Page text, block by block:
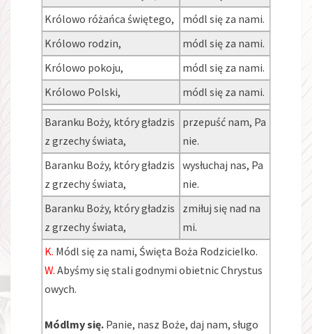
Królowo różańca świętego,
módl się za nami.
Królowo rodzin,
módl się za nami.
Królowo pokoju,
módl się za nami.
Królowo Polski,
módl się za nami.
Baranku Boży, który gładzis
z grzechy świata,
przepuść nam, Pa
nie.
Baranku Boży, który gładzis
z grzechy świata,
wysłuchaj nas, Pa
nie.
Baranku Boży, który gładzis
z grzechy świata,
zmiłuj się nad na
mi.
K. Módl się za nami, Święta Boża Rodzicielko.
W.Abyśmy się stali godnymi obietnic Chrystus
owych.
Módlmy się. Panie, nasz Boże, daj nam, sługo